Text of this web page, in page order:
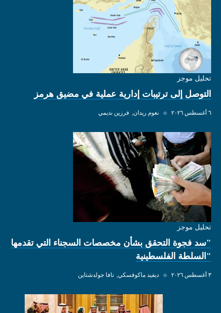
تحليل موجز
التوصل إلى ترتيبات إدارية عملية في مضيق هرمز
٦ أغسطس ٢٠٢٦ ◆ نعوم ريدان فرزين نديمي
تحليل موجز
"سد فجوة التحقق بشأن مخصصات السجناء التي تقدمها
"السلطة الفلسطينية
٣ أغسطس ٢٠٢٦ ◆ ديفيد ماكوفسكي نافا جولدشتاين